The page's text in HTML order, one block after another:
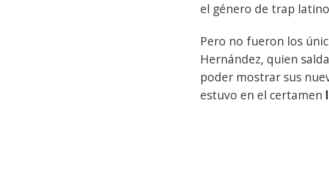
el género de trap
Pero no fueron los
Hernández, quien
poder mostrar sus
estuvo en el certamen